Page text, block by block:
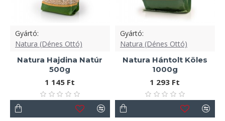
Gyártó:
Natura (Dénes Ottó)
Natura Hajdina Natúr
500g
1 145 Ft
Gyártó:
Natura (Dénes Ottó)
Natura Hántolt Köles
1000g
1 293 Ft